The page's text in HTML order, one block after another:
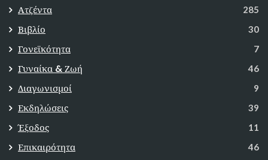
Ατζέντα 285
Βιβλίο 30
Γονεϊκότητα 7
Γυναίκα & Ζωή 46
Διαγωνισμοί 9
Εκδηλώσεις 39
Έξοδος 11
Επικαιρότητα 46